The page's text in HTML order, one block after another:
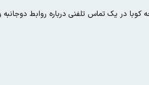
در یک تماس تلفنی درباره روابط